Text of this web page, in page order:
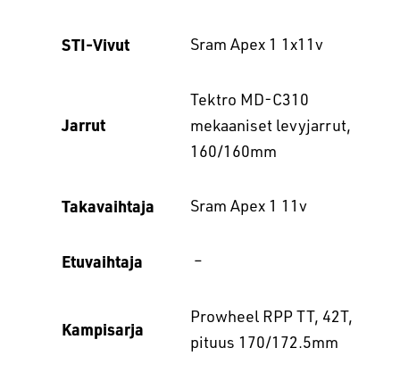
STI-Vivut Sram Apex 1 1x11v
Jarrut
Tektro MD-C310
mekaaniset levyjarrut,
160/160mm
Takavaihtaja Sram Apex 1 11v
Etuvaihtaja –
Kampisarja
Prowheel RPP TT, 42T,
pituus 170/172.5mm